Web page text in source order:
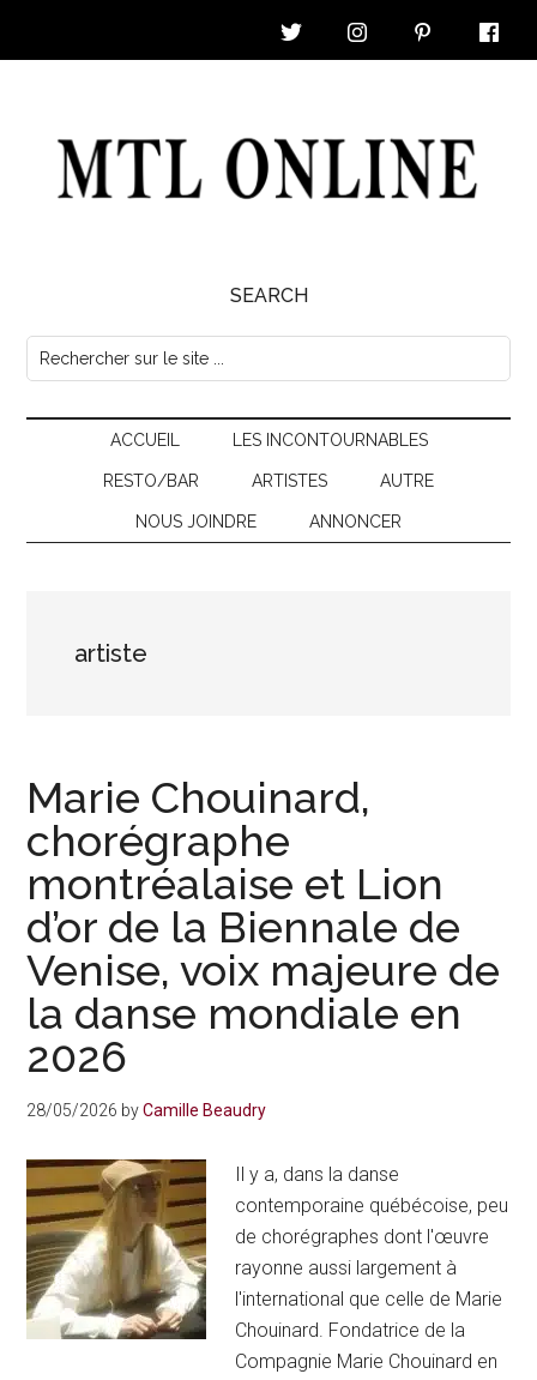
Online
|
Nouvelles
de
urbaine
à
Montréal
SEARCH
Rechercher
sur
le
ACCUEIL LES INCONTOURNABLES
RESTO/BAR ARTISTES AUTRE
NOUS JOINDRE ANNONCER
artiste
Marie Chouinard,
chorégraphe
montréalaise et Lion
d’or de la Biennale de
Venise, voix majeure de
la danse mondiale en
2026
28/05/2026 byCamille Beaudry
Il y a, dans la danse
contemporaine québécoise, peu
de chorégraphes dont l'œuvre
rayonne aussi largement à
l'international que celle de Marie
Chouinard. Fondatrice de la
Compagnie Marie Chouinard en